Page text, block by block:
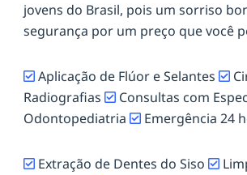
jovens do Brasil, pois um sorriso
segurança por um preço que você
Aplicação de Flúor e Selantes
Radiografias
Consultas com
Odontopediatria
Emergência 24
Extração de Dentes do Siso